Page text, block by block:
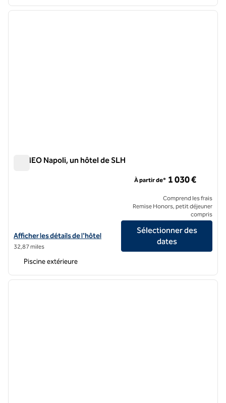
1 sur 12
ROMEO Napoli, un hôtel de SLH
Afficher les détails de l'hôtel pour ROMEO Napoli, un hôtel de SLH
Afficher les détails de l'hôtel
32,87 miles
À partir de* 1 030 €
Comprend les frais
Remise Honors, petit déjeuner
compris
Sélectionner des
dates
Piscine extérieure
1 sur 5